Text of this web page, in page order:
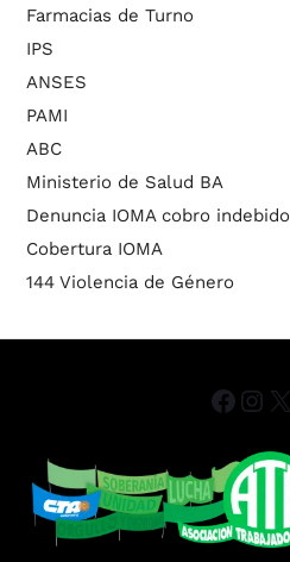
Farmacias de Turno
IPS
ANSES
PAMI
ABC
Ministerio de Salud BA
Denuncia IOMA cobro indebido
Cobertura IOMA
144 Violencia de Género